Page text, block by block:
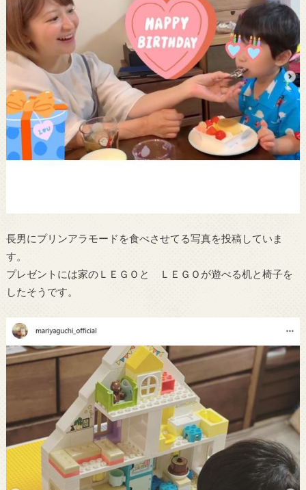
長男にプリンアラモードを食べさせてる写真を投稿していま
す。
プレゼントには家のＬＥＧＯと ＬＥＧＯが遊べる机と椅子を
したそうです。